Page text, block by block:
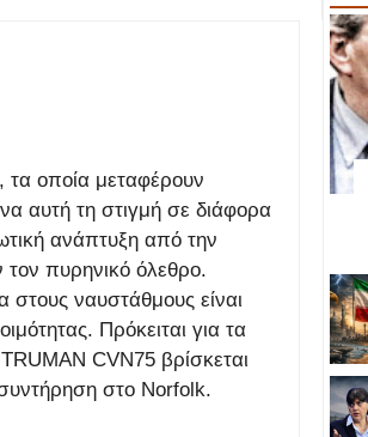
οποία μεταφέρουν
αυτή τη στιγμή σε διάφορα
ανάπτυξη από την
πυρηνικό όλεθρο.
ναυστάθμους είναι
Πρόκειται για τα
CVN75 βρίσκεται
στο Norfolk.